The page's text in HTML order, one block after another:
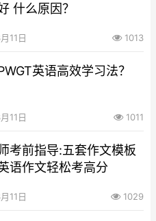
什么原因？
11日 1013
英语高效学习法？
11日 1011
考前指导:五套作文模板
语作文轻松考高分
11日 1029